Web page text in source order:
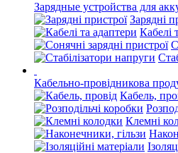
Зарядные устройства для
Зарядні
Кабелі
Кабельно-провідникова
Кабель,
Клемні